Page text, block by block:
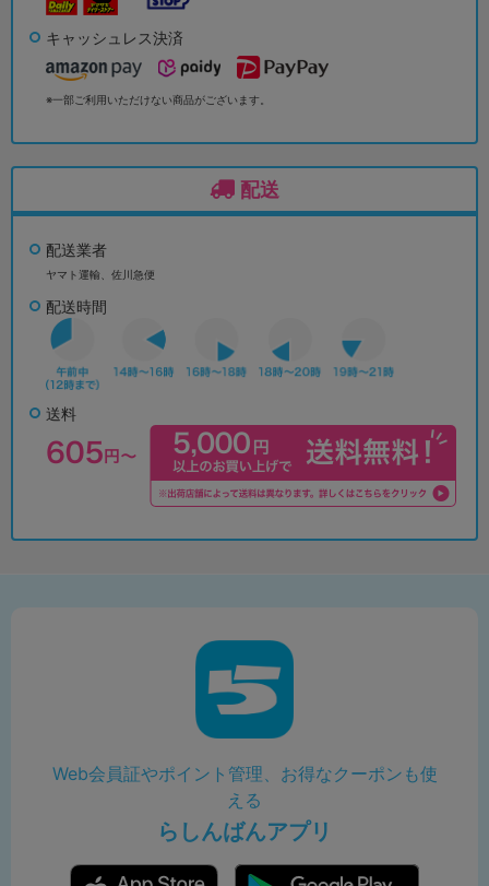
キャッシュレス決済
※一部ご利用いただけない商品がございます。
配送
配送業者
ヤマト運輸、佐川急便
配送時間
送料
Web会員証やポイント管理、お得なクーポンも使
える
らしんばんアプリ